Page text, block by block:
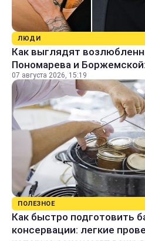
ЛЮДИ
Как выглядят
Пономарева и
07 августа 2026, 15:19
ПОЛЕЗНОЕ
Как быстро подготовить
консервации: легкие